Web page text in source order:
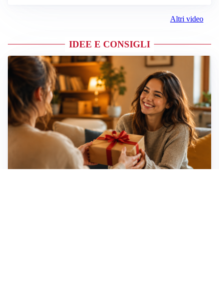
Altri video
IDEE E CONSIGLI